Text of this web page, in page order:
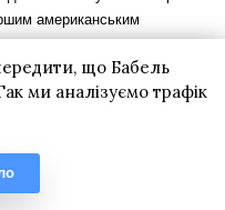
що Бабель
ми аналізуємо трафік